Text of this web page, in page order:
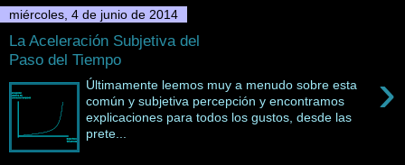
miércoles, 4 de junio de 2014
La Aceleración Subjetiva del
Paso del Tiempo
›
Últimamente leemos muy a menudo sobre esta
común y subjetiva percepción y encontramos
explicaciones para todos los gustos, desde las
prete...